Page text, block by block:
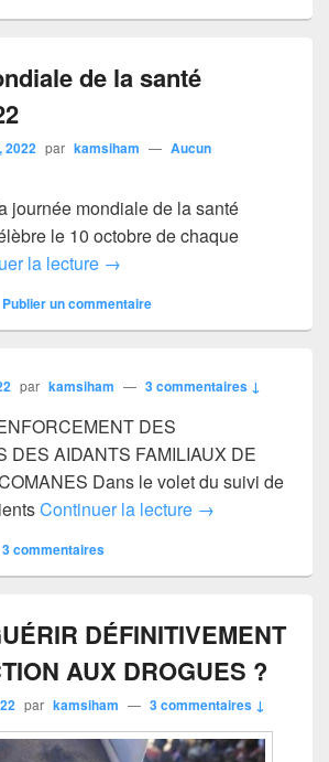
de la santé
2022 par kamsiham — Aucun
journée mondiale de la santé
le 10 octobre de chaque
la lecture Journée mondiale de la
→
Publier un commentaire
par kamsiham — 3 commentaires ↓
DES
DES AIDANTS FAMILIAUX DE
Dans le volet du suivi de
Continuer la lecture →
3commentaires
DÉFINITIVEMENT
AUX DROGUES ?
par kamsiham — 3 commentaires ↓